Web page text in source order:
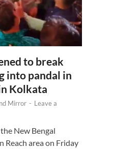
to break
into pandal in
Kolkata
Mirror - Leave a
New Bengal
Reach area on Friday